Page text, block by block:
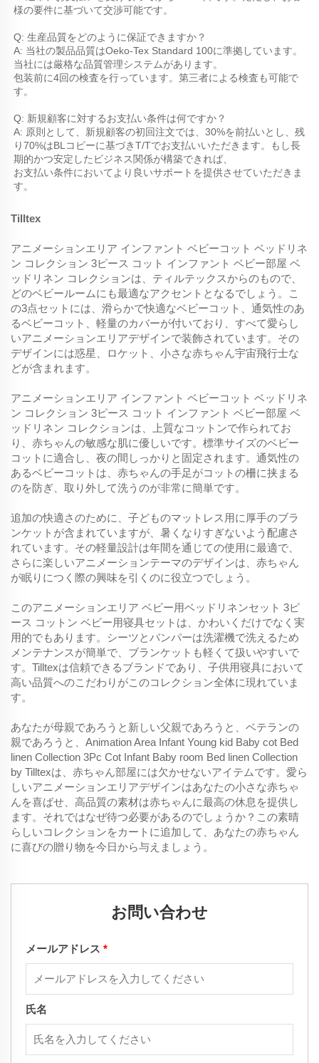
様の要件に基づいて交渉可能です。
Q: 生産品質をどのように保証できますか？
A: 当社の製品品質はOeko-Tex Standard 100に準拠しています。
当社には厳格な品質管理システムがあります。
包装前に4回の検査を行っています。第三者による検査も可能で
す。
Q: 新規顧客に対するお支払い条件は何ですか？
A: 原則として、新規顧客の初回注文では、30%を前払いとし、残
り70%はBLコピーに基づきT/Tでお支払いいただきます。もし長
期的かつ安定したビジネス関係が構築できれば、
お支払い条件においてより良いサポートを提供させていただきま
す。
Tilltex
アニメーションエリア インファント ベビーコット ベッドリネ
ン コレクション 3ピース コット インファント ベビー部屋 ベ
ッドリネン コレクションは、ティルテックスからのもので、
どのベビールームにも最適なアクセントとなるでしょう。こ
の3点セットには、滑らかで快適なベビーコット、通気性のあ
るベビーコット、軽量のカバーが付いており、すべて愛らし
いアニメーションエリアデザインで装飾されています。その
デザインには惑星、ロケット、小さな赤ちゃん宇宙飛行士な
どが含まれます。
アニメーションエリア インファント ベビーコット ベッドリネ
ン コレクション 3ピース コット インファント ベビー部屋 ベ
ッドリネン コレクションは、上質なコットンで作られてお
り、赤ちゃんの敏感な肌に優しいです。標準サイズのベビー
コットに適合し、夜の間しっかりと固定されます。通気性の
あるベビーコットは、赤ちゃんの手足がコットの柵に挟まる
のを防ぎ、取り外して洗うのが非常に簡単です。
追加の快適さのために、子どものマットレス用に厚手のブラ
ンケットが含まれていますが、暑くなりすぎないよう配慮さ
れています。その軽量設計は年間を通じての使用に最適で、
さらに楽しいアニメーションテーマのデザインは、赤ちゃん
が眠りにつく際の興味を引くのに役立つでしょう。
このアニメーションエリア ベビー用ベッドリネンセット 3ピ
ース コットン ベビー用寝具セットは、かわいくだけでなく実
用的でもあります。シーツとバンパーは洗濯機で洗えるため
メンテナンスが簡単で、ブランケットも軽くて扱いやすいで
す。Tilltexは信頼できるブランドであり、子供用寝具において
高い品質へのこだわりがこのコレクション全体に現れていま
す。
あなたが母親であろうと新しい父親であろうと、ベテランの
親であろうと、Animation Area Infant Young kid Baby cot Bed
linen Collection 3Pc Cot Infant Baby room Bed linen Collection
by Tilltexは、赤ちゃん部屋には欠かせないアイテムです。愛ら
しいアニメーションエリアデザインはあなたの小さな赤ちゃ
んを喜ばせ、高品質の素材は赤ちゃんに最高の休息を提供し
ます。それではなぜ待つ必要があるのでしょうか？この素晴
らしいコレクションをカートに追加して、あなたの赤ちゃん
に喜びの贈り物を今日から与えましょう。
お問い合わせ
メールアドレス *
氏名